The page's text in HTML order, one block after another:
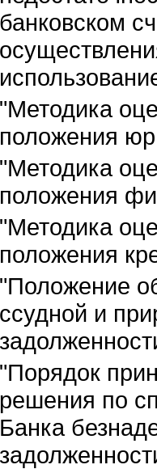
банковском
"Методика
положения
"Методика
положения
"Методика
положения
"Положение
ссудной и
"Порядок
решения по
Банка